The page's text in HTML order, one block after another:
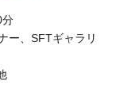
分
ー、SFTギャラリ